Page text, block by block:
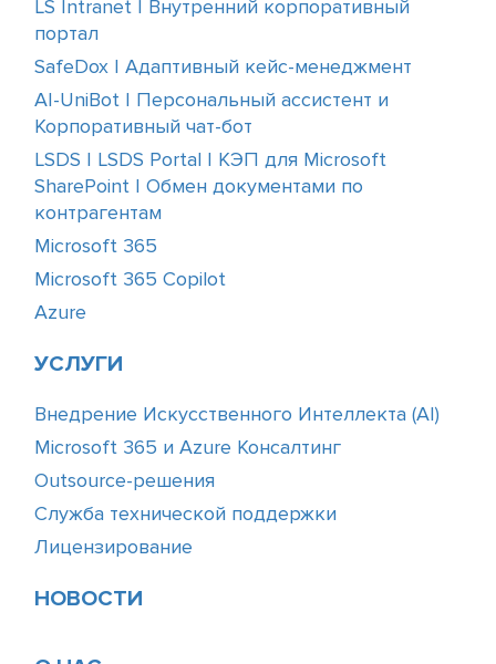
LS Intranet | Внутренний корпоративный
портал
SafeDox | Адаптивный кейс-менеджмент
AI-UniBot | Персональный ассистент и
Корпоративный чат-бот
LSDS | LSDS Portal | КЭП для Microsoft
SharePoint | Обмен документами по
контрагентам
Microsoft 365
Microsoft 365 Copilot
Azure
УСЛУГИ
Внедрение Искусственного Интеллекта (АІ)
Microsoft 365 и Azure Консалтинг
Outsource-решения
Служба технической поддержки
Лицензирование
НОВОСТИ